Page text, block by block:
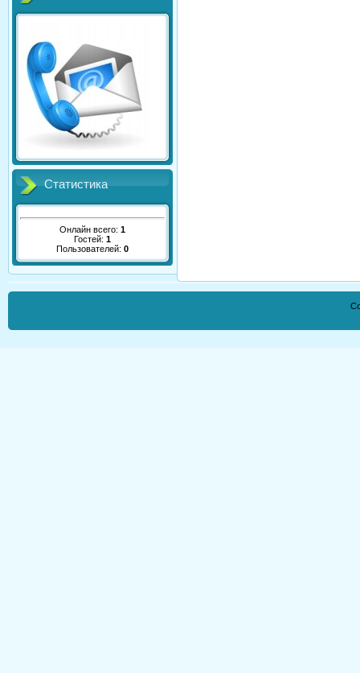
Статистика
Онлайн всего: 1
Гостей: 1
Пользователей: 0